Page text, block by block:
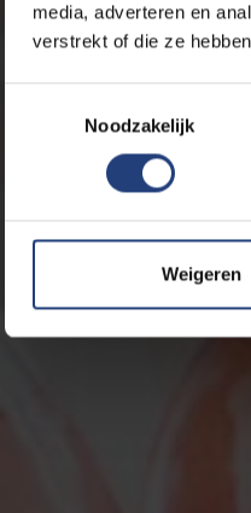
media, adverteren en
verstrekt of die ze
Noodzakelijk
Weigeren